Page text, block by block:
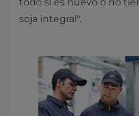
todo si es nuevo o no
soja integral".